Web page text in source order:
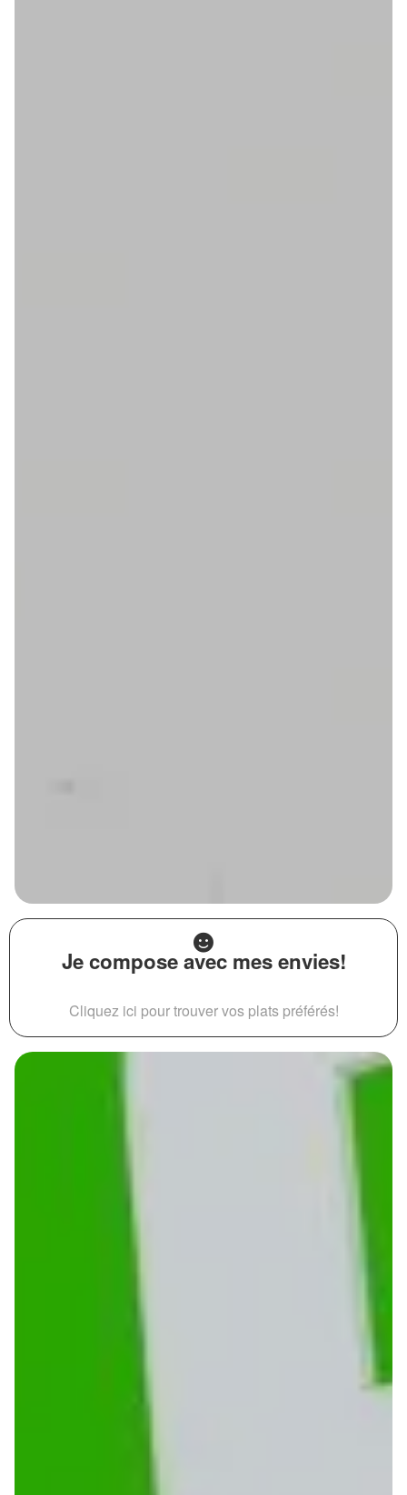
Je compose avec mes envies!
Cliquez ici pour trouver vos plats préférés!